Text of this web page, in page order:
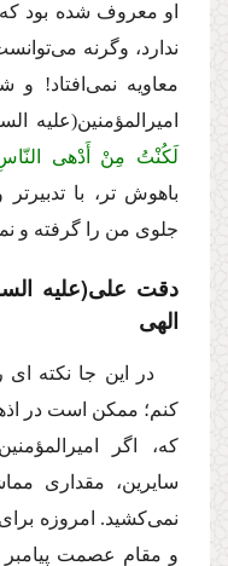
او معروف شده بود
ندارد، وگرنه
معاویه نمى‌افتاد! و
امیرالمؤمنین(علیه
لَكُنْتُ مِنْ أَدْهى
باهوش تر، با
جلوى من را گرفته و
دقت على(علیه
الهى
در این جا نكته
كنم؛ ممكن است در
كه، اگر
سایرین، مقدارى
نمى‌كشید. امروزه
و مقام عصمت پیامبر